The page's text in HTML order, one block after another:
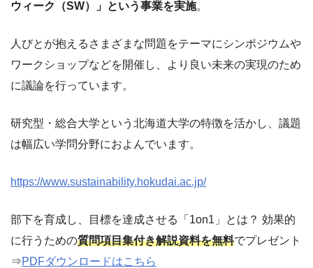
ウィーク（SW）」という事業を実施。
人びとが抱えるさまざまな問題をテーマにシンポジウムや
ワークショップなどを開催し、より良い未来の実現のため
に議論を行っています。
研究型・総合大学という北海道大学の特徴を活かし、議題
は幅広い学問分野におよんでいます。
https://www.sustainability.hokudai.ac.jp/
部下を育成し、目標を達成させる「1on1」とは？ 効果的
に行うための質問項目集付き解説資料を無料でプレゼント
⇒PDFダウンロードはこちら